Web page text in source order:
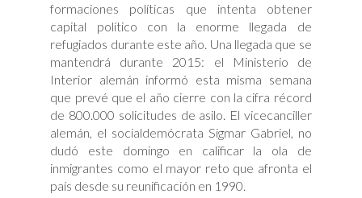
formaciones políticas que intenta obtener
capital político con la enorme llegada de
refugiados durante este año. Una llegada que se
mantendrá durante 2015: el Ministerio de
Interior alemán informó esta misma semana
que prevé que el año cierre con la cifra récord
de 800.000 solicitudes de asilo. El vicecanciller
alemán, el socialdemócrata Sigmar Gabriel, no
dudó este domingo en calificar la ola de
inmigrantes como el mayor reto que afronta el
país desde su reunificación en 1990.